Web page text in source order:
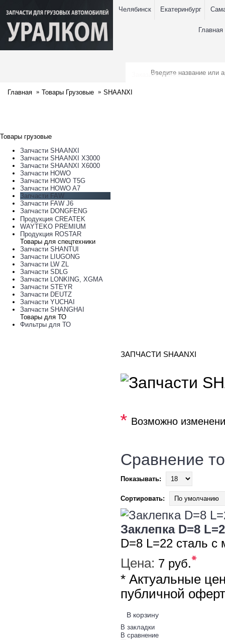
Челябинск Екатеринбург
Главная
Заказать звонок
Главная Товары Грузовые SHAANXI
Товары грузовые
Запчасти SHAANXI
Запчасти SHAANXI X3000
Запчасти SHAANXI X6000
Запчасти HOWO
Запчасти HOWO T5G
Запчасти HOWO A7
Запчасти FAW
Запчасти FAW J6
Запчасти DONGFENG
Продукция CREATEK
WAYTEKO PREMIUM
Продукция ROSTAR
Товары для спецтехники
Запчасти SHANTUI
Запчасти LIUGONG
Запчасти LW ZL
Запчасти SDLG
Запчасти LONKING, XGMA
Запчасти STEYR
Запчасти DEUTZ
Запчасти YUCHAI
Запчасти SHANGHAI
Товары для ТО
Фильтры для ТО
ЗАПЧАСТИ SHAANXI
* Возможно
Сравнение
Показывать:
Сортировать:
Заклепка D=8
D=8 L=22 сталь
Цена: 7 руб.*
* Актуальные
публичной
В корзину
В закладки
В сравнение